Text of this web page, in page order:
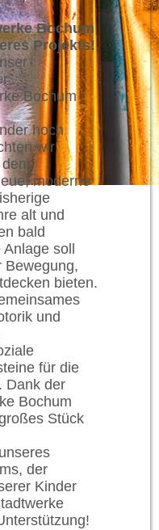
Bochum
Projekts!
Bochum
hoch
wir
moderne
alt und
bald
soll
Bewegung,
bieten.
und
für die
Dank der
Bochum
Stück
der
Kinder